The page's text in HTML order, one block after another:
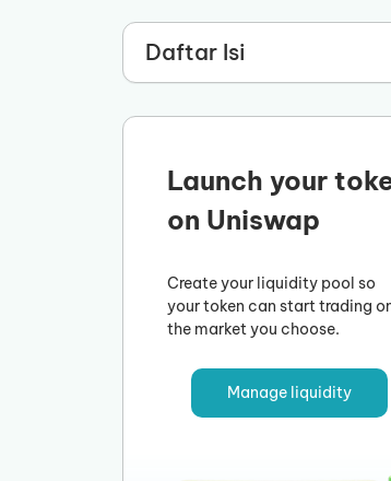
Daftar Isi
Launch your
on Uniswap
Create your liquidity pool so
your token can start trading
the market you choose.
Manage liquidity